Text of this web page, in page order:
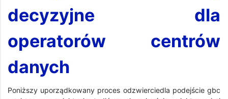
decyzyjne dla
operatorów centrów
danych
Poniższy uporządkowany proces odzwierciedla podejście gbc